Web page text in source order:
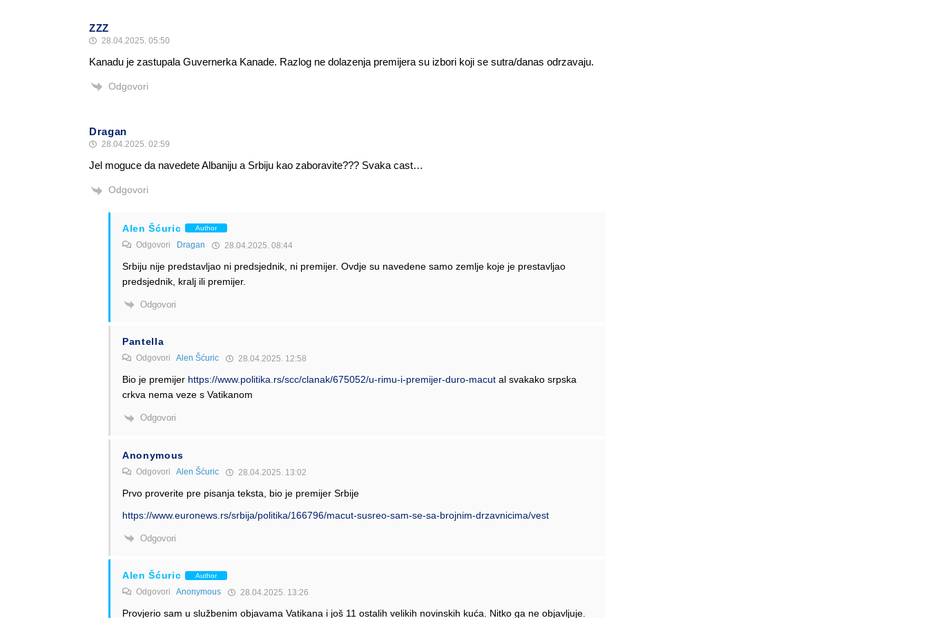
ZZZ
28.04.2025. 05:50
Kanadu je zastupala Guvernerka Kanade. Razlog ne dolazenja premijera su izbori koji se sutra/danas odrzavaju.
Odgovori
Dragan
28.04.2025. 02:59
Jel moguce da navedete Albaniju a Srbiju kao zaboravite??? Svaka cast…
Odgovori
Alen Šćuric Author
Odgovori Dragan 28.04.2025. 08:44
Srbiju nije predstavljao ni predsjednik, ni premijer. Ovdje su navedene samo zemlje koje je prestavljao
predsjednik, kralj ili premijer.
Odgovori
Pantella
Odgovori Alen Šćuric 28.04.2025. 12:58
Bio je premijer https://www.politika.rs/scc/clanak/675052/u-rimu-i-premijer-duro-macutal svakako srpska
crkva nema veze s Vatikanom
Odgovori
Anonymous
Odgovori Alen Šćuric 28.04.2025. 13:02
Prvo proverite pre pisanja teksta, bio je premijer Srbije
https://www.euronews.rs/srbija/politika/166796/macut-susreo-sam-se-sa-brojnim-drzavnicima/vest
Odgovori
Alen Šćuric Author
Odgovori Anonymous 28.04.2025. 13:26
Provjerio sam u službenim objavama Vatikana i još 11 ostalih velikih novinskih kuća. Nitko ga ne objavljuje.